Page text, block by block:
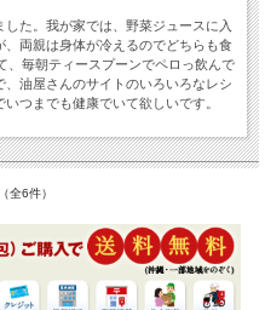
た。我が家では、野菜ジュースに入
両親は身体が冷えるのでどちらも食
、毎朝ティースプーンでペロっ飲んで
油屋さんのサイトのいろいろなレシ
つまでも健康でいて欲しいです。
全6件）